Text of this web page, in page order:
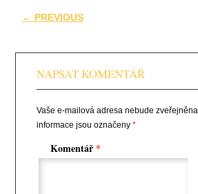
Post navigation
← PREVIOUS
NAPSAT KOMENTÁŘ
Vaše e-mailová adresa nebude zveřejněna.
informace jsou označeny*
Komentář *